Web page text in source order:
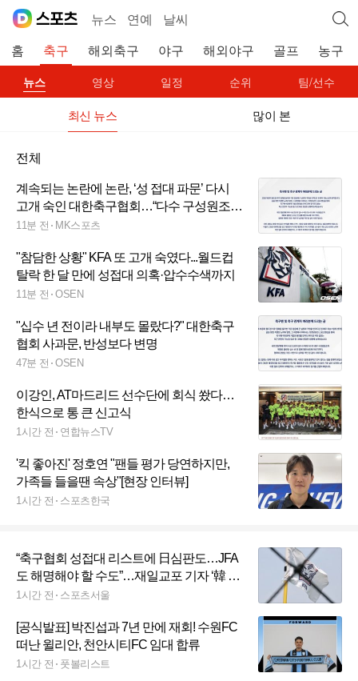
뉴스 연예 날씨
홈 축구 해외축구 야구 해외야구 골프 농구
뉴스 영상 일정 순위 팀/선수
최신 뉴스 많이 본
전체
계속되는 논란에 논란, ‘성 접대 파문’ 다시
고개 숙인 대한축구협회…“다수 구성원조차
제대로 몰랐던 일, 투명성과 도덕성 더욱더
11분 전 MK스포츠
"참담한 상황" KFA 또 고개 숙였다...월드컵
탈락 한 달 만에 성접대 의혹·압수수색까지
11분 전 OSEN
"십수 년 전이라 내부도 몰랐다?" 대한축구
협회 사과문, 반성보다 변명
47분 전 OSEN
이강인, AT마드리드 선수단에 회식 쐈다…
한식으로 통 큰 신고식
1시간 전 연합뉴스TV
'킥 좋아진' 정호연 "팬들 평가 당연하지만,
가족들 들을땐 속상"[현장 인터뷰]
1시간 전 스포츠한국
“축구협회 성접대 리스트에 日심판도…JFA
도 해명해야 할 수도”…재일교포 기자 ‘韓 런
던 동메달 박탈 우려해’ 보도
1시간 전 스포츠서울
[공식발표] 박진섭과 7년 만에 재회! 수원FC
떠난 윌리안, 천안시티FC 임대 합류
1시간 전 풋볼리스트